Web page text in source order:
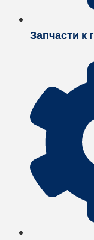
Запчасти